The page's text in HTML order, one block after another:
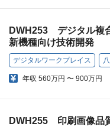
DWH253 デジタル複
新機種向け技術開発
デジタルワークプレイス
年収 560万円 〜 900万円
DWH255 印刷画像品